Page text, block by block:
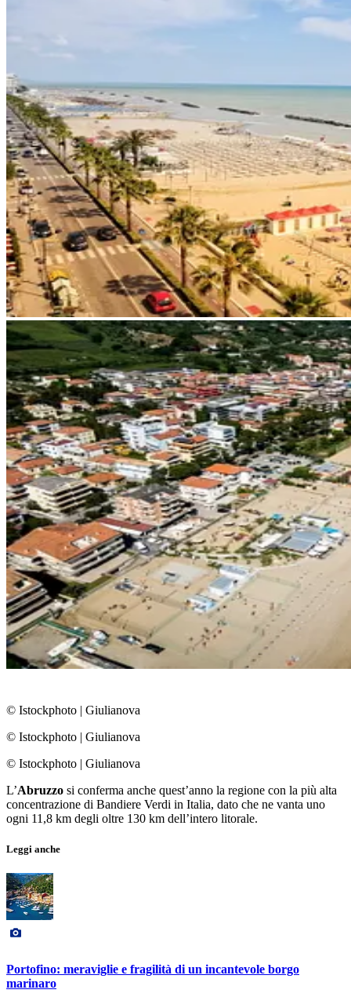
© Istockphoto | Giulianova
© Istockphoto | Giulianova
© Istockphoto | Giulianova
L’Abruzzo si conferma anche quest’anno la regione con la più alta
concentrazione di Bandiere Verdi in Italia, dato che ne vanta uno
ogni 11,8 km degli oltre 130 km dell’intero litorale.
Leggi anche
Portofino: meraviglie e fragilità di un incantevole borgo
marinaro